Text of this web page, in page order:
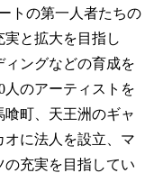
トの第一人者たちの
と拡大を目指し
ングなどの育成を
人のアーティストを
町、天王洲のギャ
オに法人を設立、マ
の充実を目指してい